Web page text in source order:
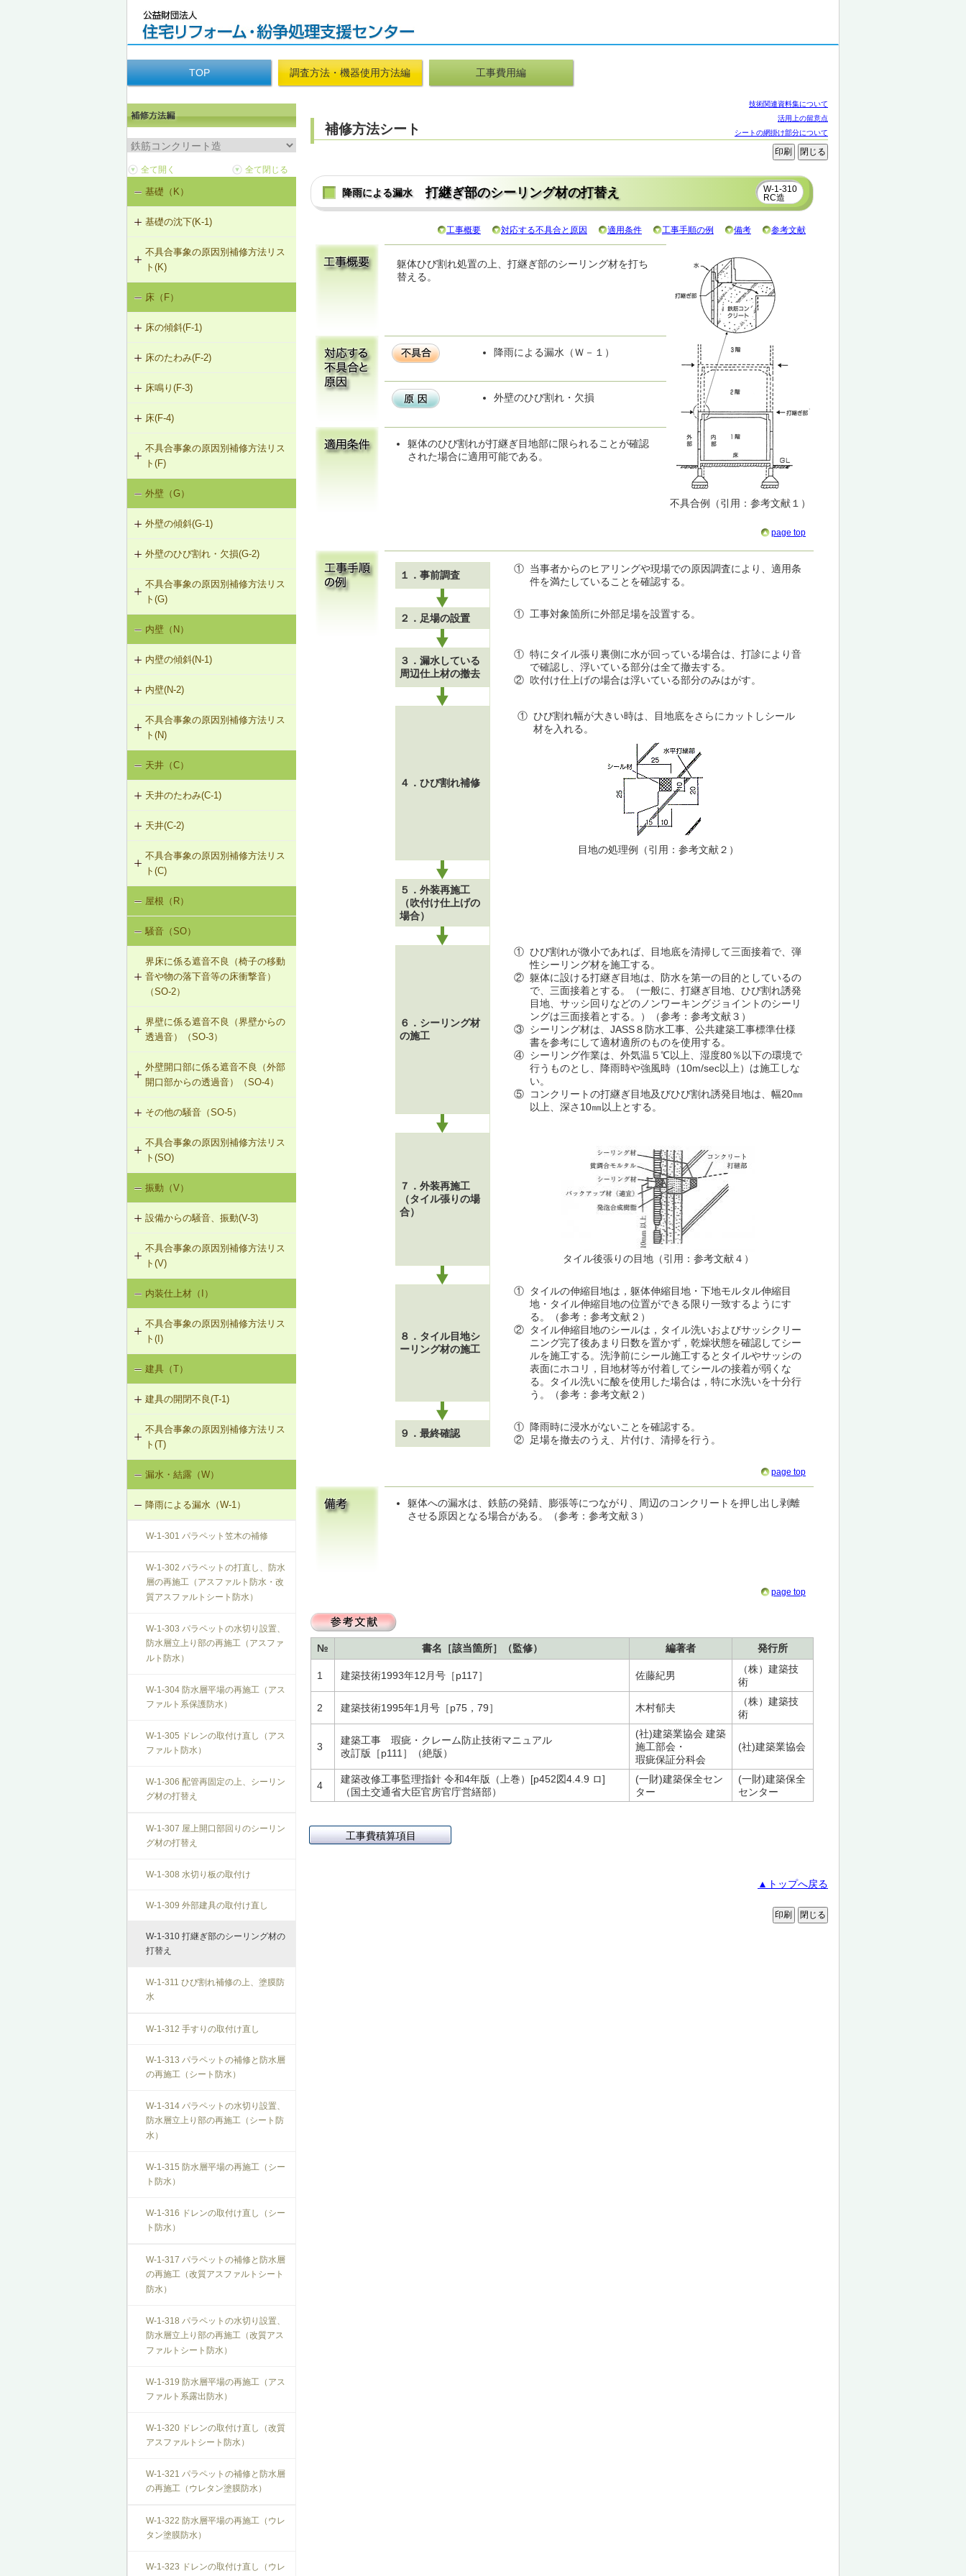
TOP 調査方法・機器使用方法編 工事費用編
基礎（K）
基礎の沈下(K-1)
K-1-702 耐圧版工法
K-1-703 グラウト注入工法
K-1-704 アンダーピニング工法
不具合事象の原因別補修方法リス
ト(K)
基礎の沈下（K-1）
床（F）
床の傾斜(F-1)
F-1-301 梁下への柱増設
F-1-304 梁の増打ち工法
F-1-305 片持ちスラブ下面への鉄骨
梁増設
床のたわみ(F-2)
F-2-301 スラブ上面へのかすがい筋
埋め込み
F-2-302 スラブ下面への鋼板張付け
F-2-303 スラブ下面への連続繊維シ
ート接着
設
F-2-305 セルフレベリング材による
床鳴り(F-3)
F-3-701 床下地・仕上材の張替え
床(F-4)
F-4-001 ビニル床シートの張替え
F-4-002 カーペットの張替え
F-4-701 フローリングの張替え
不具合事象の原因別補修方法リス
ト(F)
床の傾斜（F-1）
床のたわみ（F-2）
床鳴り（F-3）
外壁（G）
外壁の傾斜(G-1)
G-1-304 壁の打直し補修（耐力壁
等）
G-1-305 壁表層面の打直し補修
G-1-306 壁の構造スリットの補修
（非耐力壁）
外壁のひび割れ・欠損(G-2)
G-2-301 樹脂注入工法
G-2-302 Uカットシール材充填工法
G-2-303 シール工法
G-2-306 打直し工法
G-2-307 タイル張替え工法
G-2-308 アンカーピンニング工法
G-2-309 注入口付アンカーピンニン
グ工法
ル）
G-2-313 注入口付アンカーピンニン
G-2-701 シール工法（ALCパネル）
G-2-702 Uカットモルタル充填工法
（ALCパネル）
G-2-703 Uカットシール材充填工法
（ALCパネル）
G-2-704 欠損部充填工法（ALCパネ
ル）
不具合事象の原因別補修方法リス
ト(G)
外壁の傾斜（G-1）
外壁のひび割れ・欠損（モルタル・
タイル張り）（G-2）
外壁のひび割れ・欠損（ALCパネ
ル）（G-2）
内壁（N）
内壁の傾斜(N-1)
N-1-001 下地材・仕上材の取替え
（内壁部）
内壁(N-2)
N-2-001 仕上材の張替え（内壁部）
不具合事象の原因別補修方法リス
ト(N)
内壁の傾斜（N-1）
天井（C）
天井のたわみ(C-1)
C-1-701 天井下地材・仕上材の張替
え
天井(C-2)
C-2-001 天井仕上材の張替え
不具合事象の原因別補修方法リス
ト(C)
天井のたわみ（C-1）
屋根（R）
騒音（SO）
界床に係る遮音不良（椅子の移動
音や物の落下音等の床衝撃音）
（SO-2）
SO-2-301 軽量床衝撃音に対する遮
音性能のある乾式二重床への交換
SO-2-302 軽量床衝撃音に対する遮
音性能のある直張り床への交換
界壁に係る遮音不良（界壁からの
透過音）（SO-3）
SO-3-301 せっこうボード直張り工
法の空げき部分へのモルタル充填
SO-3-302 コンセントボックスが対
面する位置にあるRC造の界壁の補修
SO-3-303 断熱材の折り返し部分に
せっこうボード直張り工法を採用し
たRC造の界壁の補修
外壁開口部に係る遮音不良（外部
開口部からの透過音）（SO-4）
SO-4-301 遮音性能のある外部建具
への交換
その他の騒音（SO-5）
SO-5-301 弾力性のあるビニル床シ
ート材への交換
SO-5-302 バルコニー手すりの風騒
音（笛吹き音）を防止する補助部材
の設置
不具合事象の原因別補修方法リス
ト(SO)
界床に係る遮音不良（床歩行音等の
床衝撃音）（SO-1）
界床に係る遮音不良（椅子の移動音
や物の落下音等の床衝撃音）（SO-
2）
界壁に係る遮音不良（界壁からの透
過音）（SO-3）
外壁開口部に係る遮音不良（外部開
口部からの透過音）（SO-4）
振動（V）
設備からの騒音、振動(V-3)
V-3-001 換気扇・ダクト等の交換工
事
V-3-002 水栓の取付け直し
V-3-003 器具用通気弁の取付け
への交換
V-3-005 駐輪機からの音・振動の伝
V-3-301 給水管からの音・振動の伝
置）
V-3-302 排水管からの音・振動の伝
の伝搬を防止する措置
V-3-304 大便器からの音・振動の伝
V-3-305 防振構造の自動ドアへの交
換
不具合事象の原因別補修方法リス
ト(V)
床振動（V-1）
水平振動（V-2）
設備からの騒音、振動（V-3）
内装仕上材（I）
不具合事象の原因別補修方法リス
ト(I)
内装仕上材の汚損（I-1）
内装仕上材のひび割れ、はがれ等
（I-2）
建具（T）
建具の開閉不良(T-1)
T-1-001 丁番の取付け調整
T-1-002 丁番の取替え
T-1-003 ラッチボルト受金物の調整
T-1-006 建具の反直し・取替え
T-1-008 建具上桟削り調整
不具合事象の原因別補修方法リス
ト(T)
建具の開閉不良（T-1）
漏水・結露（W）
降雨による漏水（W-1）
W-1-301 パラペット笠木の補修
W-1-302 パラペットの打直し、防水
層の再施工（アスファルト防水・改
質アスファルトシート防水）
W-1-303 パラペットの水切り設置、
防水層立上り部の再施工（アスファ
ルト防水）
W-1-304 防水層平場の再施工（アス
ファルト系保護防水）
W-1-305 ドレンの取付け直し（アス
ファルト防水）
W-1-306 配管再固定の上、シーリン
グ材の打替え
W-1-307 屋上開口部回りのシーリン
グ材の打替え
W-1-308 水切り板の取付け
W-1-309 外部建具の取付け直し
W-1-310 打継ぎ部のシーリング材の
打替え
W-1-311 ひび割れ補修の上、塗膜防
水
W-1-312 手すりの取付け直し
W-1-313 パラペットの補修と防水層
の再施工（シート防水）
W-1-314 パラペットの水切り設置、
防水層立上り部の再施工（シート防
水）
W-1-315 防水層平場の再施工（シー
ト防水）
W-1-316 ドレンの取付け直し（シー
ト防水）
W-1-317 パラペットの補修と防水層
の再施工（改質アスファルトシート
防水）
W-1-318 パラペットの水切り設置、
防水層立上り部の再施工（改質アス
ファルトシート防水）
W-1-319 防水層平場の再施工（アス
ファルト系露出防水）
W-1-320 ドレンの取付け直し（改質
アスファルトシート防水）
W-1-321 パラペットの補修と防水層
の再施工（ウレタン塗膜防水）
W-1-322 防水層平場の再施工（ウレ
タン塗膜防水）
W-1-323 ドレンの取付け直し（ウレ
補修方法シート
技術関連資料集について
活用上の留意点
シートの網掛け部分について
降雨による漏水 打継ぎ部のシーリング材の打替え
W-1-310
RC造
工事概要 対応する不具合と原因 適用条件 工事手順の例 備考 参考文献
躯体ひび割れ処置の上、打継ぎ部のシーリング材を打ち
替える。
不具合例（引用：参考文献１）
降雨による漏水（Ｗ－１）
外壁のひび割れ・欠損
躯体のひび割れが打継ぎ目地部に限られることが確認
された場合に適用可能である。
page top
１．事前調査
① 当事者からのヒアリングや現場での原因調査により、適用条
件を満たしていることを確認する。
２．足場の設置 ① 工事対象箇所に外部足場を設置する。
３．漏水している
周辺仕上材の撤去
① 特にタイル張り裏側に水が回っている場合は、打診により音
で確認し、浮いている部分は全て撤去する。
② 吹付け仕上げの場合は浮いている部分のみはがす。
４．ひび割れ補修
① ひび割れ幅が大きい時は、目地底をさらにカットしシール
材を入れる。
目地の処理例（引用：参考文献２）
５．外装再施工
（吹付け仕上げの
場合）
６．シーリング材
の施工
① ひび割れが微小であれば、目地底を清掃して三面接着で、弾
性シーリング材を施工する。
② 躯体に設ける打継ぎ目地は、防水を第一の目的としているの
で、三面接着とする。（一般に、打継ぎ目地、ひび割れ誘発
目地、サッシ回りなどのノンワーキングジョイントのシーリ
ングは三面接着とする。）（参考：参考文献３）
③ シーリング材は、JASS８防水工事、公共建築工事標準仕様
書を参考にして適材適所のものを使用する。
④ シーリング作業は、外気温５℃以上、湿度80％以下の環境で
行うものとし、降雨時や強風時（10m/sec以上）は施工しな
い。
⑤
コンクリートの打継ぎ目地及びひび割れ誘発目地は、幅20㎜
以上、深さ10㎜以上とする。
７．外装再施工
（タイル張りの場
合）
タイル後張りの目地（引用：参考文献４）
８．タイル目地シ
ーリング材の施工
①
タイルの伸縮目地は，躯体伸縮目地・下地モルタル伸縮目
地・タイル伸縮目地の位置ができる限り一致するようにす
る。（参考：参考文献２）
②
タイル伸縮目地のシールは，タイル洗いおよびサッシクリー
ニング完了後あまり日数を置かず，乾燥状態を確認してシー
ルを施工する。洗浄前にシール施工するとタイルやサッシの
表面にホコリ，目地材等が付着してシールの接着が弱くな
る。タイル洗いに酸を使用した場合は，特に水洗いを十分行
う。（参考：参考文献２）
９．最終確認
①
降雨時に浸水がないことを確認する。
②
足場を撤去のうえ、片付け、清掃を行う。
page top
躯体への漏水は、鉄筋の発錆、膨張等につながり、周辺のコンクリートを押し出し剥離
させる原因となる場合がある。（参考：参考文献３）
page top
№ 書名［該当箇所］（監修） 編著者 発行所
1 建築技術1993年12月号［p117］ 佐藤紀男
（株）建築技
術
2 建築技術1995年1月号［p75，79］ 木村郁夫
（株）建築技
術
3
建築工事 瑕疵・クレーム防止技術マニュアル
改訂版［p111］（絶版）
(社)建築業協会 建築
施工部会・
瑕疵保証分科会
(社)建築業協会
4
建築改修工事監理指針 令和4年版（上巻）[p452図4.4.9 ロ]
（国土交通省大臣官房官庁営繕部）
(一財)建築保全セン
ター
(一財)建築保全
センター
工事費積算項目
▲トップへ戻る